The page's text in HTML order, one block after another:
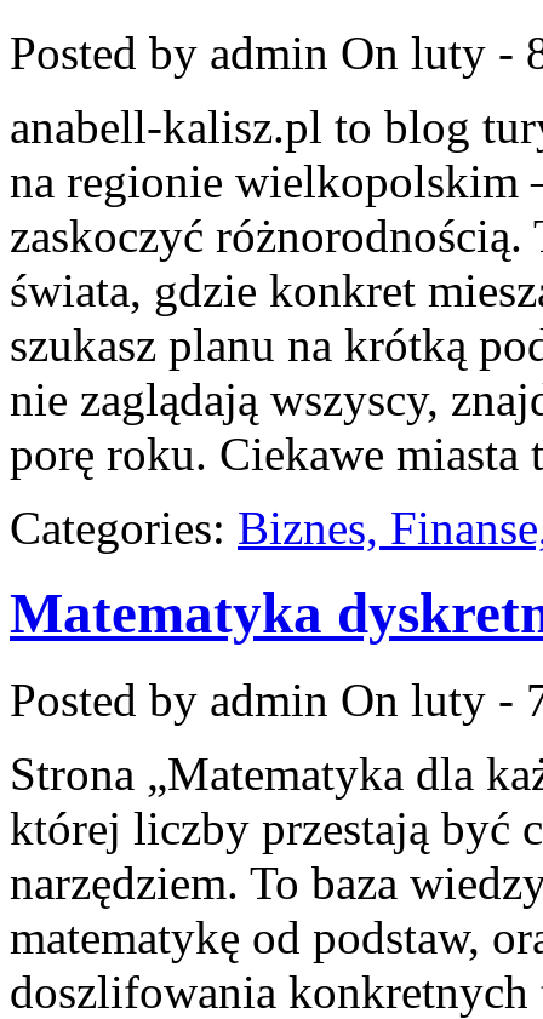
Posted by admin On luty -
anabell-kalisz.pl to blog
na regionie wielkopolskim
zaskoczyć
świata, gdzie konkret
szukasz planu na krótką
nie zaglądają wszyscy,
porę roku. Ciekawe miasta
Categories: Biznes,
Matematyka
Posted by admin On luty -
Strona „Matematyka dla
której liczby przestają być
narzędziem. To baza
matematykę od podstaw,
doszlifowania konkretnych